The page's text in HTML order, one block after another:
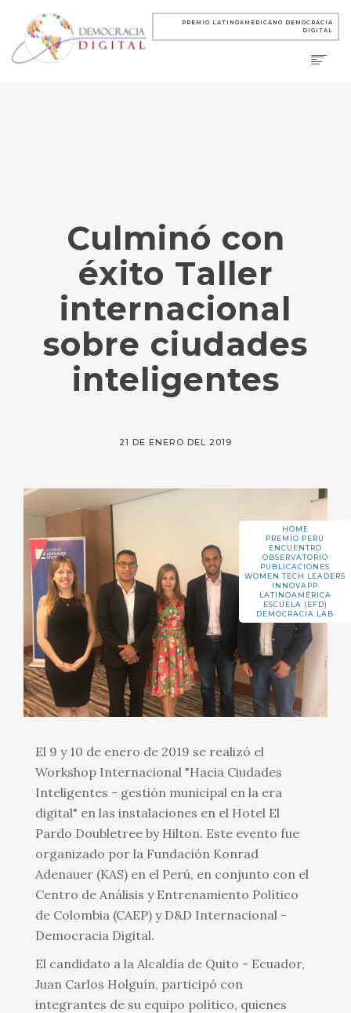
PREMIO LATINOAMERICANO DEMOCRACIA
DIGITAL
HOME
PREMIO PERÚ
ENCUENTRO
OBSERVATORIO
PUBLICACIONES
WOMEN TECH LEADERS
INNOVAPP
LATINOAMÉRICA
ESCUELA (EFD)
DEMOCRACIA.LAB
Culminó con
éxito Taller
internacional
sobre ciudades
inteligentes
21 DE ENERO DEL 2019
El 9 y 10 de enero de 2019 se realizó el
Workshop Internacional "Hacia Ciudades
Inteligentes - gestión municipal en la era
digital" en las instalaciones en el Hotel El
Pardo Doubletree by Hilton. Este evento fue
organizado por la Fundación Konrad
Adenauer (KAS) en el Perú, en conjunto con el
Centro de Análisis y Entrenamiento Político
de Colombia (CAEP) y D&D Internacional -
Democracia Digital.
El candidato a la Alcaldía de Quito - Ecuador,
Juan Carlos Holguín, participó con
integrantes de su equipo político, quienes